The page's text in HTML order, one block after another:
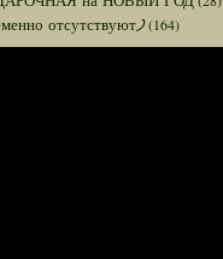
отсутствуют)(164)